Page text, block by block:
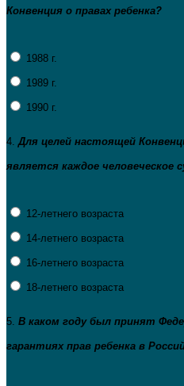
Конвенция о правах ребенка?
1988 г.
1989 г.
1990 г.
4.Для целей настоящей
является каждое
12-летнего возраста
14-летнего возраста
16-летнего возраста
18-летнего возраста
5. В каком году был принят
гарантиях прав ребенка в